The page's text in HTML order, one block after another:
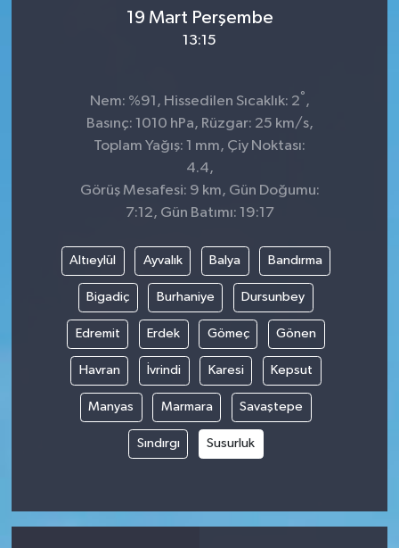
19 Mart Perşembe
13:15
Nem: %91, Hissedilen Sıcaklık: 2° ,
Basınç: 1010 hPa, Rüzgar: 25 km/s,
Toplam Yağış: 1 mm, Çiy Noktası:
4.4,
Görüş Mesafesi: 9 km, Gün Doğumu:
7:12, Gün Batımı: 19:17
Altıeylül Ayvalık Balya Bandırma
Bigadiç Burhaniye Dursunbey
Edremit Erdek Gömeç Gönen
Havran İvrindi Karesi Kepsut
Manyas Marmara Savaştepe
Sındırgı Susurluk